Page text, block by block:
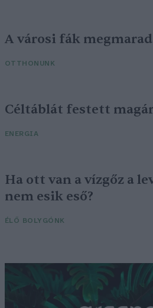
A városi fák
OTTHONUNK
Céltáblát festett
ENERGIA
Ha ott van a vízgőz a
nem esik eső?
ÉLŐ BOLYGÓNK